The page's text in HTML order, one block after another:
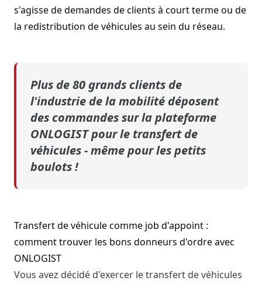
s'agisse de demandes de clients à court terme ou de
la redistribution de véhicules au sein du réseau.
Plus de 80 grands clients de
l'industrie de la mobilité déposent
des commandes sur la plateforme
ONLOGIST pour le transfert de
véhicules - même pour les petits
boulots !
Transfert de véhicule comme job d'appoint :
comment trouver les bons donneurs d'ordre avec
ONLOGIST
Vous avez décidé d'exercer le transfert de véhicules